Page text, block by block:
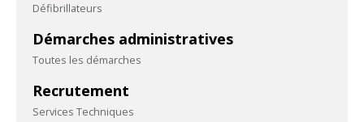
Défibrillateurs
Démarches administratives
Toutes les démarches
Recrutement
Services Techniques